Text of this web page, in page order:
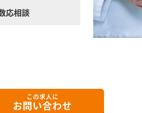
応相談
この求人に
お問い合わせ